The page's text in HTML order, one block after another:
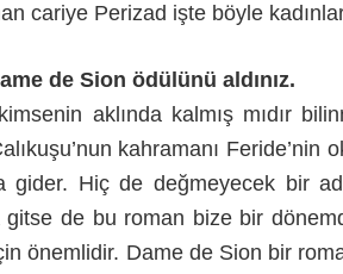
cariye Perizad işte böyle
de Sion ödülünü aldınız.
aklında kalmış mıdır
kahramanı Feride’nin
gider. Hiç de değmeyecek bir
gitse de bu roman bize bir
önemlidir. Dame de Sion bir